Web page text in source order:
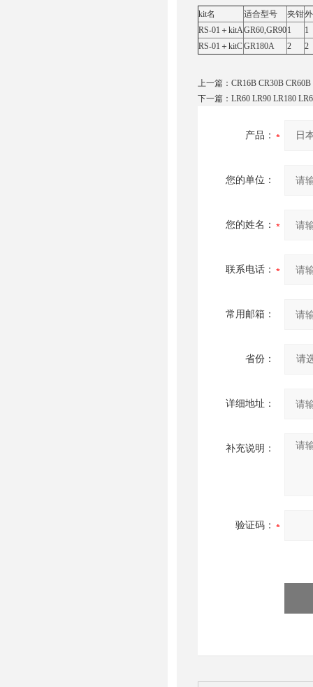
kit名
适合型号 夹钳
RS-01＋kitAGR60,GR901
1
RS-01＋kitCGR180A 2 2
上一篇： CR16B CR30B
下一篇： LR60 LR90 LR180
产品：
您的单位：
您的姓名：
联系电话：
常用邮箱：
省份：
详细地址：
补充说明：
验证码：